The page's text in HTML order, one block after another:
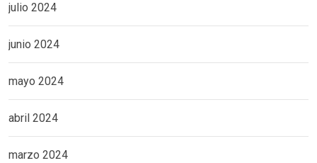
julio 2024
junio 2024
mayo 2024
abril 2024
marzo 2024